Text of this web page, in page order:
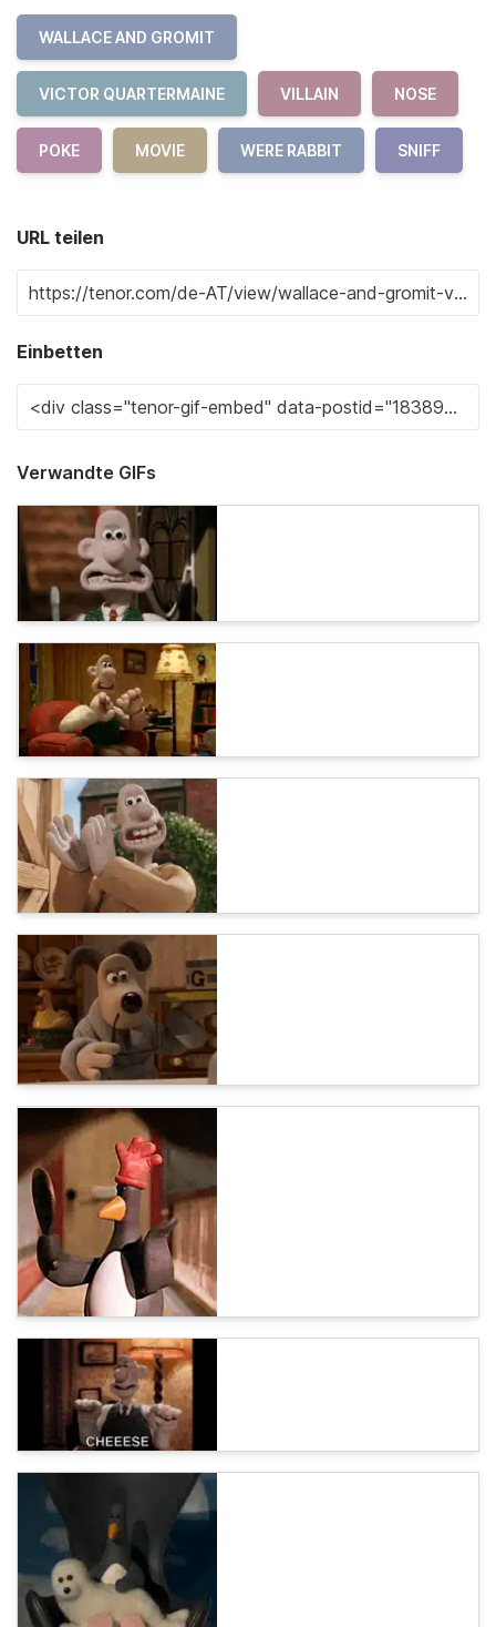
WALLACE AND GROMIT
VICTOR QUARTERMAINE VILLAIN NOSE
POKE MOVIE WERE RABBIT SNIFF
URL teilen
Einbetten
Verwandte GIFs